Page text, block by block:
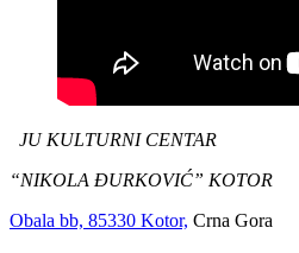
JU KULTURNI CENTAR
“NIKOLA ĐURKOVIĆ” KOTOR
Obala bb, 85330 Kotor, Crna Gora